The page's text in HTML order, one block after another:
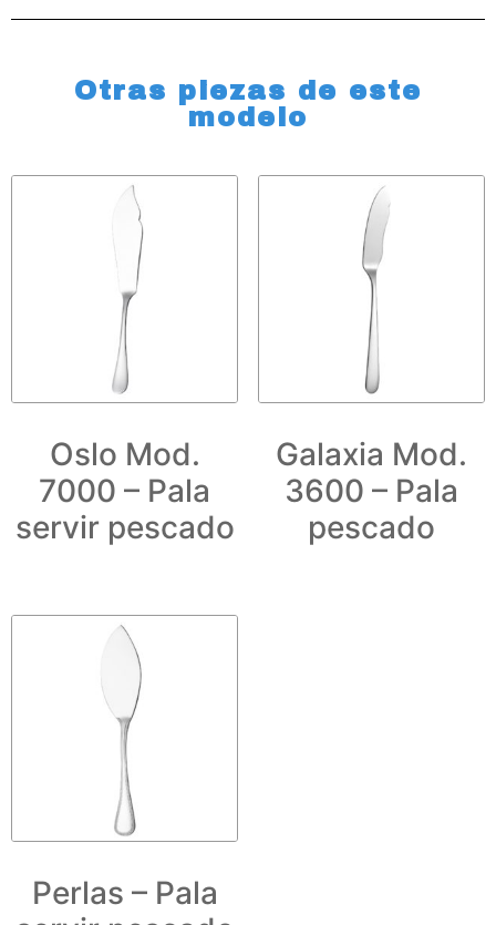
Otras piezas de este
modelo
Oslo Mod.
7000 – Pala
servir pescado
Galaxia Mod.
3600 – Pala
pescado
Perlas – Pala